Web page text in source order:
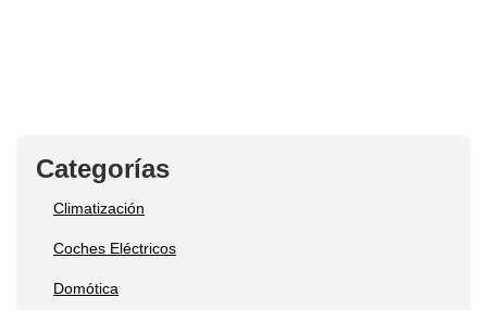
Categorías
Climatización
Coches Eléctricos
Domótica